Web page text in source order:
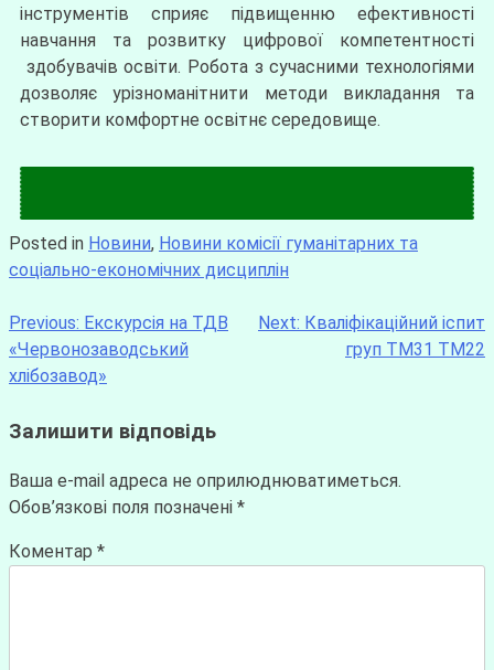
інструментів сприяє підвищенню ефективності
навчання та розвитку цифрової компетентності
здобувачів освіти. Робота з сучасними технологіями
дозволяє урізноманітнити методи викладання та
створити комфортне освітнє середовище.
Posted in Новини, Новини комісії гуманітарних та
соціально-економічних дисциплін
Previous: Екскурсія на ТДВ
«Червонозаводський
хлібозавод»
Next: Кваліфікаційний іспит
груп ТМ31 ТМ22
Залишити відповідь
Ваша e-mail адреса не оприлюднюватиметься.
Обов’язкові поля позначені *
Коментар *